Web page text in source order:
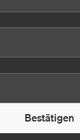
Bestätigen